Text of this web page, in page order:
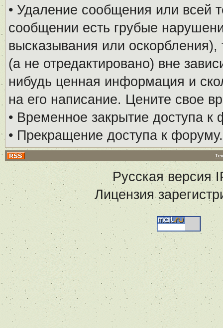
• Удаление сообщения или всей
сообщении есть грубые
высказывания или
(а не отредактировано) вне
нибудь ценная информация и
на его написание. Цените свое
• Временное закрытие доступа к
• Прекращение доступа к форуму.
Русская версия
Лицензия